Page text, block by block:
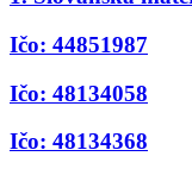
Ičo: 44851987
Ičo: 48134058
Ičo: 48134368